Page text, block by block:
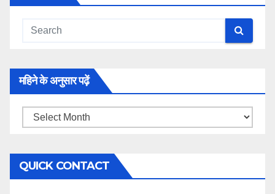
महिने के अनुसार पढ़ें
महिने
अनुसार
पढ़ें
QUICK CONTACT